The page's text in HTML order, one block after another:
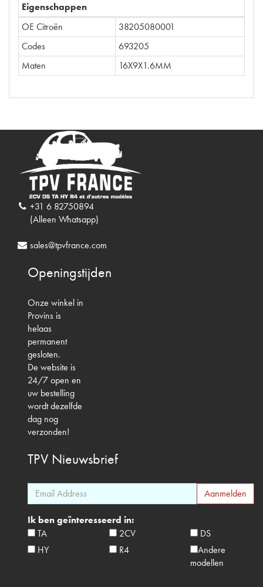
Eigenschappen
OE Citroën
38205080001
Codes
693205
Maten
16X9X1.6MM
+31 6 82750894
(Alleen Whatsapp)
sales@tpvfrance.com
Openingstijden
Onze winkel in
Provins is
helaas
permanent
gesloten.
De website is
24/7 open en
uw bestelling
wordt dezelfde
dag nog
verzonden!
TPV Nieuwsbrief
Ik ben geïnteresseerd in:
TA
2CV
DS
HY
R4
Andere
modellen